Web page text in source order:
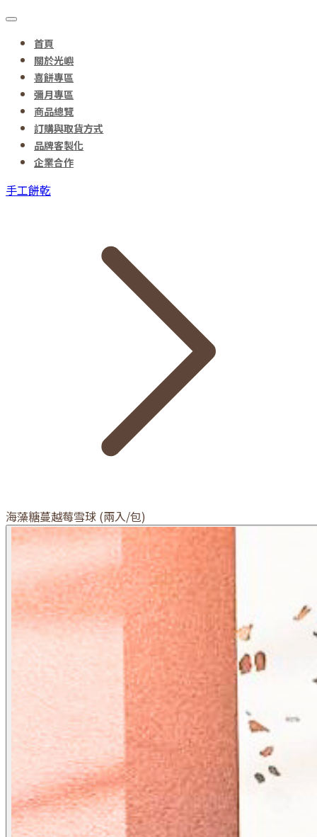
首頁
關於光嶼
喜餅專區
彌月專區
商品總覽
訂購與取貨方式
品牌客製化
企業合作
手工餅乾
海藻糖蔓越莓雪球 (兩入/包)